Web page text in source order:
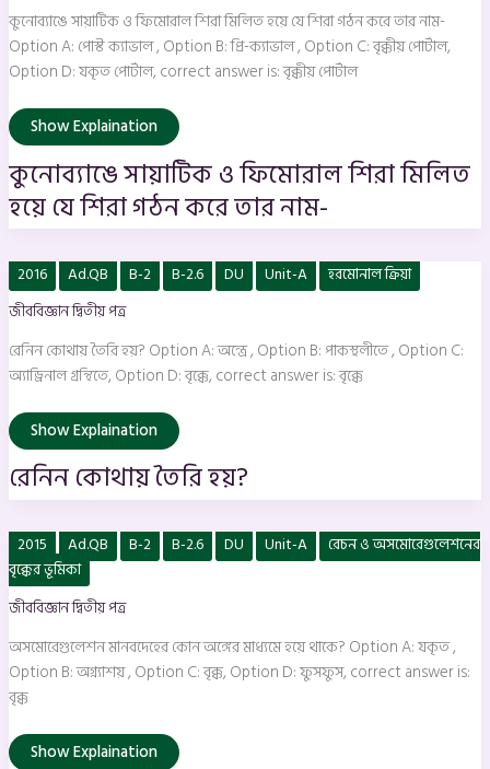
কুনোব্যাঙে সায়াটিক ও ফিমোরাল শিরা মিলিত হয়ে যে শিরা গঠন করে তার নাম-
Option A: পোস্ট ক্যাভাল , Option B: প্রি-ক্যাভাল , Option C: বৃক্কীয় পোর্টাল,
Option D: যকৃত পোর্টাল, correct answer is: বৃক্কীয় পোর্টাল
মিলিত
হয়ে
যে
শিরা
গঠন
তার
নাম-
Show Explaination
কুনোব্যাঙে সায়াটিক ও ফিমোরাল শিরা মিলিত
হয়ে যে শিরা গঠন করে তার নাম-
2016 Ad.QB B-2 B-2.6 DU Unit-A
হরমোনাল ক্রিয়া
জীববিজ্ঞান দ্বিতীয় পত্র
রেনিন কোথায় তৈরি হয়? Option A: অন্ত্রে , Option B: পাকস্থলীতে , Option C:
অ্যাড্রিনাল গ্রন্থিতে, Option D: বৃক্কে, correct answer is: বৃক্কে
রেনিন
কোথায়
তৈরি
হয়?
Show Explaination
রেনিন কোথায় তৈরি হয়?
2015 Ad.QB B-2 B-2.6 DU Unit-A
রেচন ও অসমোরেগুলেশনের
বৃক্কের ভূমিকা
জীববিজ্ঞান দ্বিতীয় পত্র
অসমোরেগুলেশন মানবদেহের কোন অঙ্গের মাধ্যমে হয়ে থাকে? Option A: যকৃত ,
Option B: অগ্ন্যাশয় , Option C: বৃক্ক, Option D: ফুসফুস, correct answer is:
বৃক্ক
অসমোরেগুলেশন
মানবদেহের
কোন
অঙ্গের
মাধ্যমে
হয়ে
Show Explaination